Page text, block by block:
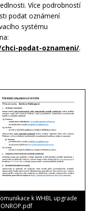
Více podrobností
podat oznámení
systému
podat-oznameni/.
k WHBL upgrade